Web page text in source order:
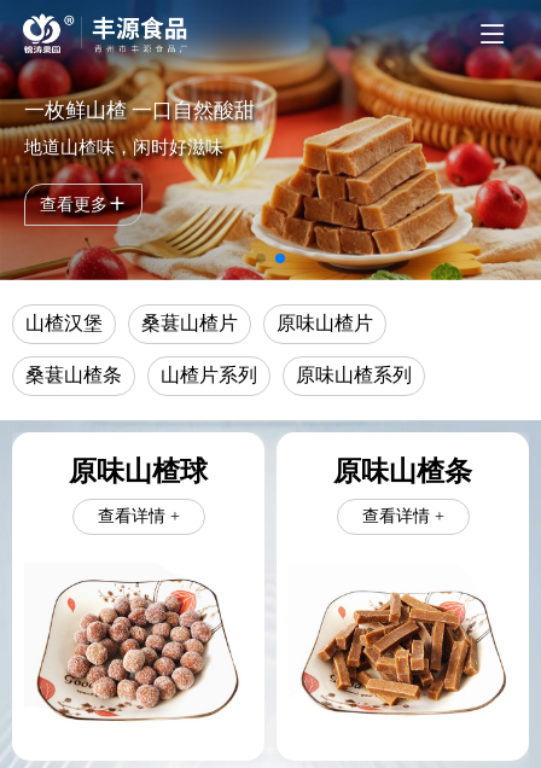
一枚鲜山楂 一口自然酸甜
地道山楂味，闲时好滋味
查看更多
山楂汉堡 桑葚山楂片 原味山楂片
桑葚山楂条 山楂片系列 原味山楂系列
原味山楂球
查看详情 +
原味山楂条
查看详情 +